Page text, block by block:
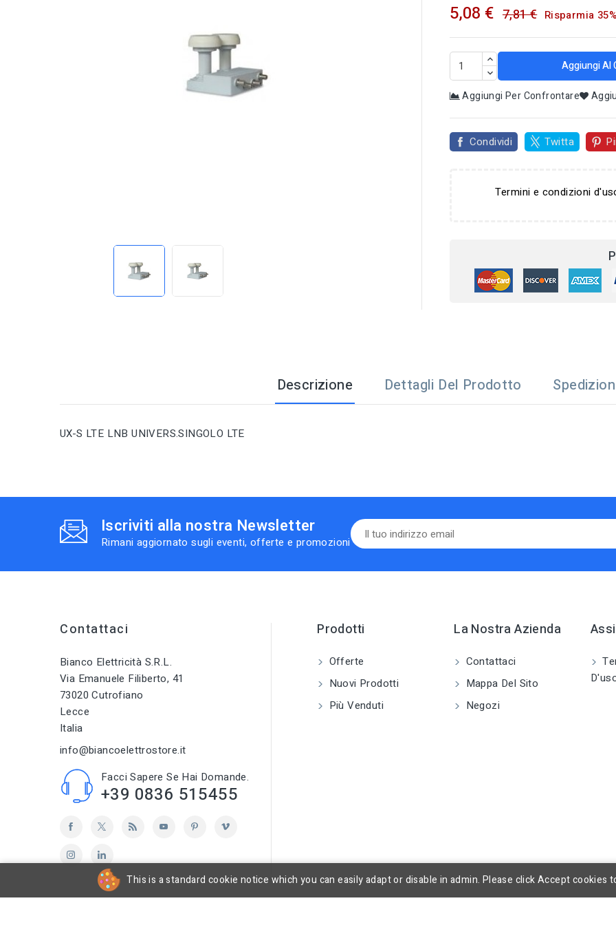
5,08 € 7,81 € Risparmia
Aggiungi Al
Aggiungi Per Confrontare
Condividi Twitta
Termini e condizioni
Descrizione Dettagli Del Prodotto
UX-S LTE LNB UNIVERS.SINGOLO LTE
Iscriviti alla nostra Newsletter
Rimani aggiornato sugli eventi, offerte e promozioni
Contattaci
Bianco Elettricità S.r.l.
Via Emanuele Filiberto, 41
73020 Cutrofiano
Lecce
Italia
info@biancoelettrostore.it
Facci Sapere Se Hai Domande.
+39 0836 515455
Prodotti
Offerte
Nuovi Prodotti
Più Venduti
La Nostra Azienda
Contattaci
Mappa Del Sito
Negozi
This is a standard cookie notice which you can easily adapt or disable in admin. Please click Accept cookies